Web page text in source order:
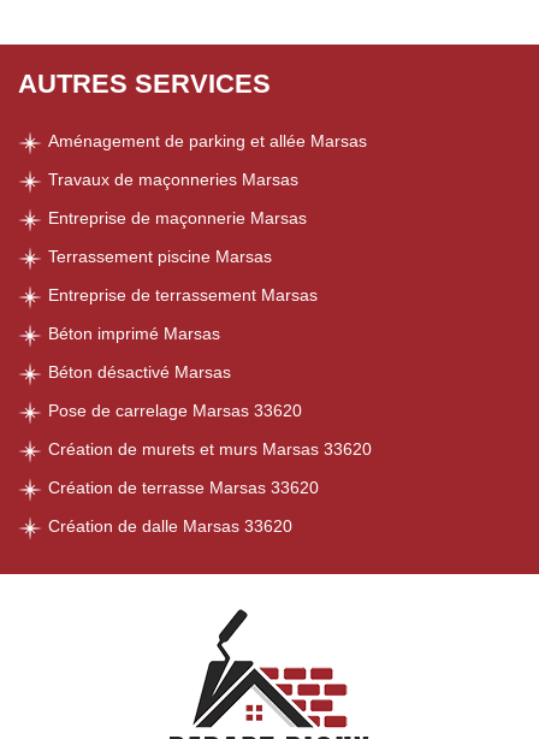
AUTRES SERVICES
Aménagement de parking et allée Marsas
Travaux de maçonneries Marsas
Entreprise de maçonnerie Marsas
Terrassement piscine Marsas
Entreprise de terrassement Marsas
Béton imprimé Marsas
Béton désactivé Marsas
Pose de carrelage Marsas 33620
Création de murets et murs Marsas 33620
Création de terrasse Marsas 33620
Création de dalle Marsas 33620